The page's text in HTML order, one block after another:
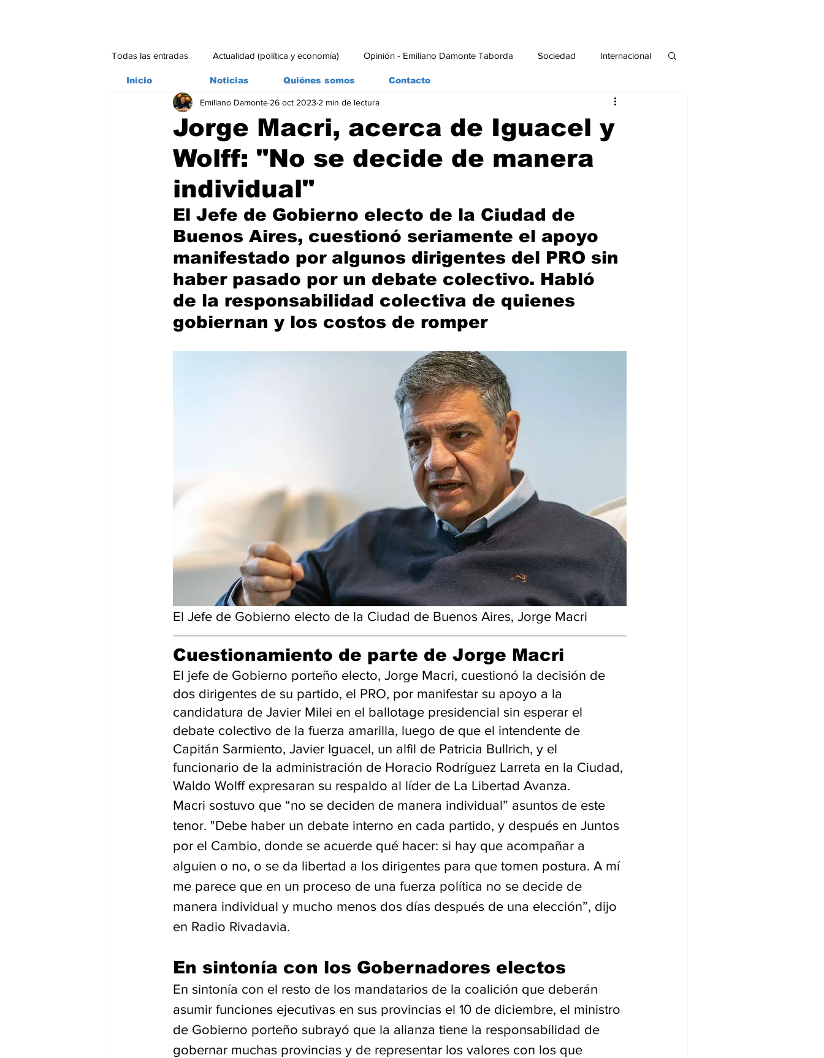
Todas las entradas Actualidad (política y economía) Opinión - Emiliano Damonte Taborda Sociedad Internacional
Ambiente Editorial Economía y Producción
Jorge Macri, acerca de Iguacel y
Wolff: "No se decide de manera
individual"
Emiliano Damonte 26 oct 2023 2 min de lectura
El Jefe de Gobierno electo de la Ciudad de
Buenos Aires, cuestionó seriamente el apoyo
manifestado por algunos dirigentes del PRO sin
haber pasado por un debate colectivo. Habló
de la responsabilidad colectiva de quienes
gobiernan y los costos de romper
El Jefe de Gobierno electo de la Ciudad de Buenos Aires, Jorge Macri
Cuestionamiento de parte de Jorge Macri
El jefe de Gobierno porteño electo, Jorge Macri, cuestionó la decisión de
dos dirigentes de su partido, el PRO, por manifestar su apoyo a la
candidatura de Javier Milei en el ballotage presidencial sin esperar el
debate colectivo de la fuerza amarilla, luego de que el intendente de
Capitán Sarmiento, Javier Iguacel, un alfil de Patricia Bullrich, y el
funcionario de la administración de Horacio Rodríguez Larreta en la Ciudad,
Waldo Wolff expresaran su respaldo al líder de La Libertad Avanza.
Macri sostuvo que “no se deciden de manera individual” asuntos de este
tenor. "Debe haber un debate interno en cada partido, y después en Juntos
por el Cambio, donde se acuerde qué hacer: si hay que acompañar a
alguien o no, o se da libertad a los dirigentes para que tomen postura. A mí
me parece que en un proceso de una fuerza política no se decide de
manera individual y mucho menos dos días después de una elección”, dijo
en Radio Rivadavia.
En sintonía con los Gobernadores electos
En sintonía con el resto de los mandatarios de la coalición que deberán
asumir funciones ejecutivas en sus provincias el 10 de diciembre, el ministro
de Gobierno porteño subrayó que la alianza tiene la responsabilidad de
gobernar muchas provincias y de representar los valores con los que
Inicio Noticias Quiénes somos Contacto